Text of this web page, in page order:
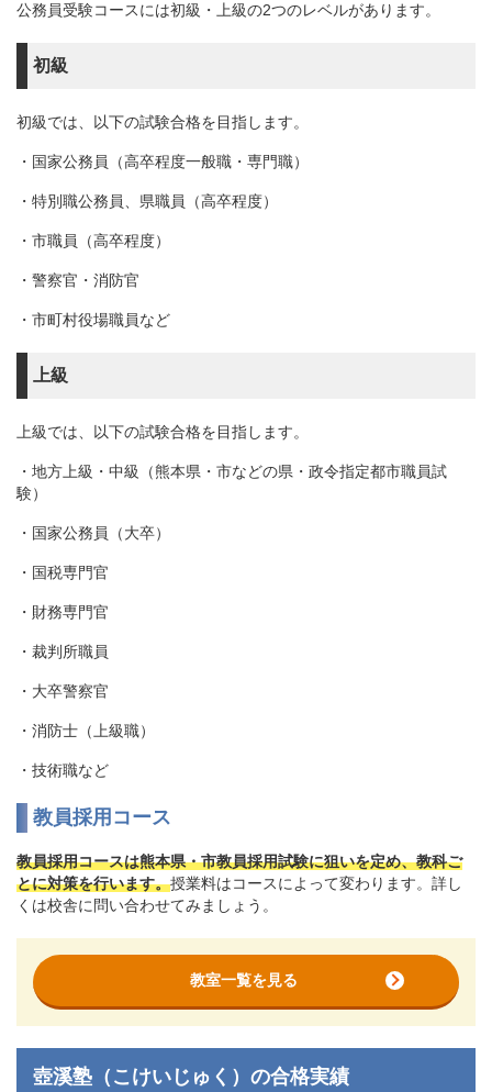
公務員受験コースには初級・上級の2つのレベルがあります。
初級
初級では、以下の試験合格を目指します。
・国家公務員（高卒程度一般職・専門職）
・特別職公務員、県職員（高卒程度）
・市職員（高卒程度）
・警察官・消防官
・市町村役場職員など
上級
上級では、以下の試験合格を目指します。
・地方上級・中級（熊本県・市などの県・政令指定都市職員試
験）
・国家公務員（大卒）
・国税専門官
・財務専門官
・裁判所職員
・大卒警察官
・消防士（上級職）
・技術職など
教員採用コース
教員採用コースは熊本県・市教員採用試験に狙いを定め、教科ご
とに対策を行います。授業料はコースによって変わります。詳し
くは校舎に問い合わせてみましょう。
教室一覧を見る
壺溪塾（こけいじゅく）の合格実績